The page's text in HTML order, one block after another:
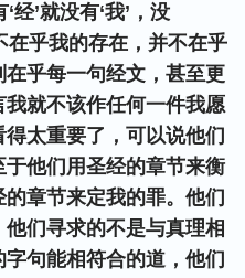
经’就没有‘我’，没
在乎我的存在，并不在乎
乎每一句经文，甚至更
就不该作任何一件我愿
太重要了，可以说他们
他们用圣经的章节来衡
章节来定我的罪。他们
们寻求的不是与真理相
句能相符合的道，他们